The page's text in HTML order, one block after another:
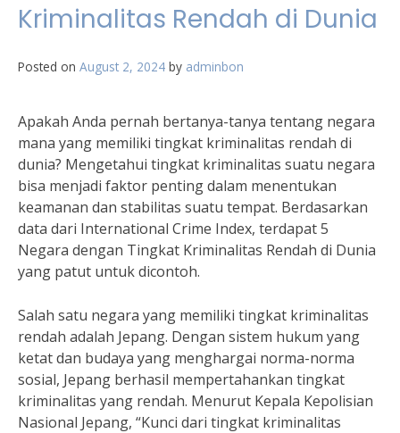
Kriminalitas Rendah di Dunia
Posted on August 2, 2024 by adminbon
Apakah Anda pernah bertanya-tanya tentang negara
mana yang memiliki tingkat kriminalitas rendah di
dunia? Mengetahui tingkat kriminalitas suatu negara
bisa menjadi faktor penting dalam menentukan
keamanan dan stabilitas suatu tempat. Berdasarkan
data dari International Crime Index, terdapat 5
Negara dengan Tingkat Kriminalitas Rendah di Dunia
yang patut untuk dicontoh.
Salah satu negara yang memiliki tingkat kriminalitas
rendah adalah Jepang. Dengan sistem hukum yang
ketat dan budaya yang menghargai norma-norma
sosial, Jepang berhasil mempertahankan tingkat
kriminalitas yang rendah. Menurut Kepala Kepolisian
Nasional Jepang, “Kunci dari tingkat kriminalitas